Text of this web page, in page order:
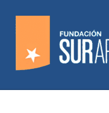
contenido